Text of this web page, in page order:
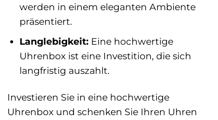
werden in einem eleganten Ambiente
präsentiert.
Langlebigkeit:Eine hochwertige
Uhrenbox ist eine Investition, die sich
langfristig auszahlt.
Investieren Sie in eine hochwertige
Uhrenbox und schenken Sie Ihren Uhren